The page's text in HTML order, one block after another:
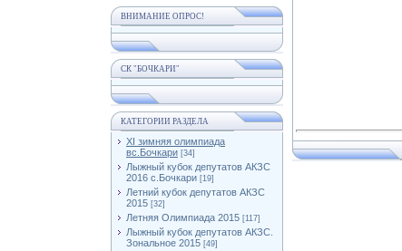
ВНИМАНИЕ ОПРОС!
СК "БОЧКАРИ"
КАТЕГОРИИ РАЗДЕЛА
XI зимняя олимпиада
вс.Бочкари [34]
Лыжный кубок депутатов АКЗС
2016 с.Бочкари [19]
Летний кубок депутатов АКЗС
2015 [32]
Летняя Олимпиада 2015 [117]
Лыжный кубок депутатов АКЗС.
Зональное 2015 [49]